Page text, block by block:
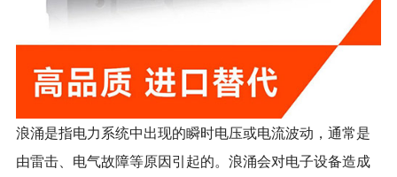
浪涌是指电力系统中出现的瞬时电压或电流波动，通常是
由雷击、电气故障等原因引起的。浪涌会对电子设备造成